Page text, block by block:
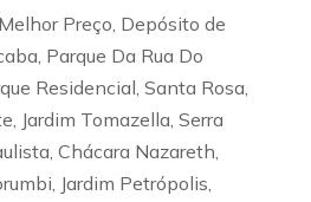
Preço, Depósito de
Parque Da Rua Do
Residencial, Santa Rosa,
Jardim Tomazella, Serra
Chácara Nazareth,
Jardim Petrópolis,